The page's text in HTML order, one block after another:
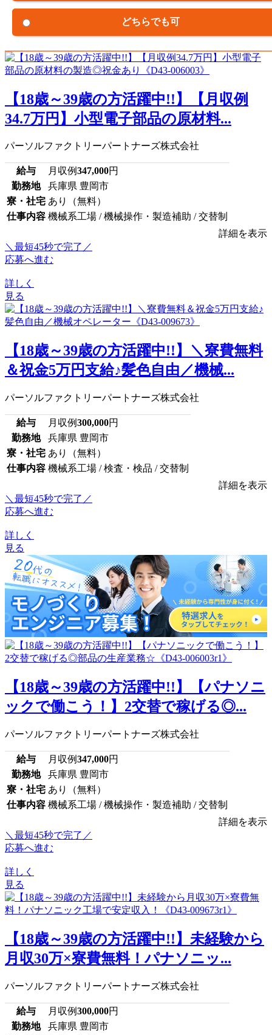
どちらでも可
【18歳～39歳の方活躍中!!】【月収例
34.7万円】小型電子部品の原材料...
パーソルファクトリーパートナーズ株式会社
給与 月収例347,000円
勤務地
兵庫県 豊岡市
寮・社宅 あり（無料）
仕事内容 機械系工場 / 機械操作・製造補助 / 交替制
詳細を表示
＼最短45秒で完了／
応募へ進む
詳しく
見る
【18歳～39歳の方活躍中!!】＼寮費無料
＆祝金5万円支給♪髪色自由／機械...
パーソルファクトリーパートナーズ株式会社
給与 月収例300,000円
勤務地
兵庫県 豊岡市
寮・社宅 あり（無料）
仕事内容 機械系工場 / 検査・検品 / 交替制
詳細を表示
＼最短45秒で完了／
応募へ進む
詳しく
見る
【18歳～39歳の方活躍中!!】【パナソニ
ックで働こう！】2交替で稼げる◎...
パーソルファクトリーパートナーズ株式会社
給与 月収例347,000円
勤務地
兵庫県 豊岡市
寮・社宅 あり（無料）
仕事内容 機械系工場 / 機械操作・製造補助 / 交替制
詳細を表示
＼最短45秒で完了／
応募へ進む
詳しく
見る
【18歳～39歳の方活躍中!!】未経験から
月収30万×寮費無料！パナソニッ...
パーソルファクトリーパートナーズ株式会社
給与 月収例300,000円
勤務地
兵庫県 豊岡市